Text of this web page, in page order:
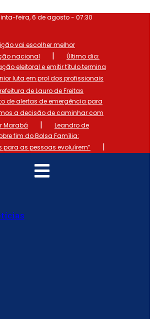
feira, 6 de agosto - 07:30
vai escolher melhor
nacional
|
Último dia:
eleitoral e emitir título termina
luta em prol dos profissionais
de Lauro de Freitas
de alertas de emergência para
a decisão de caminhar com
Marabá
|
Leandro de
fim do Bolsa Família:
para as pessoas evoluírem”
|